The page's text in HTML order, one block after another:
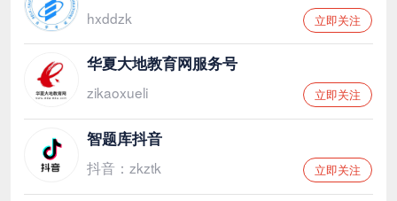
hxddzk 立即关注
华夏大地教育网服务号
zikaoxueli 立即关注
智题库抖音
抖音：zkztk 立即关注